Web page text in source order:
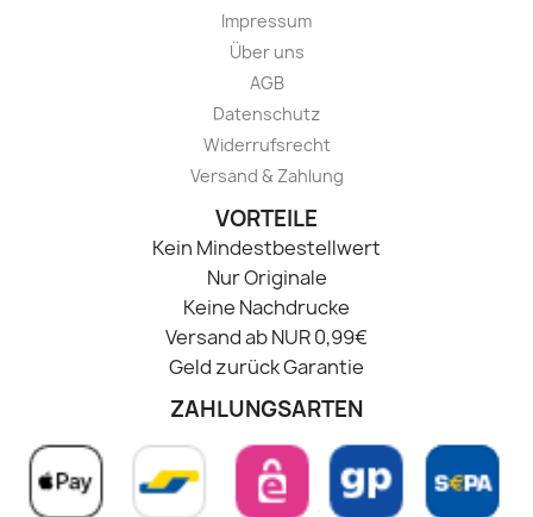
Impressum
Über uns
AGB
Datenschutz
Widerrufsrecht
Versand & Zahlung
VORTEILE
Kein Mindestbestellwert
Nur Originale
Keine Nachdrucke
Versand ab NUR 0,99€
Geld zurück Garantie
ZAHLUNGSARTEN